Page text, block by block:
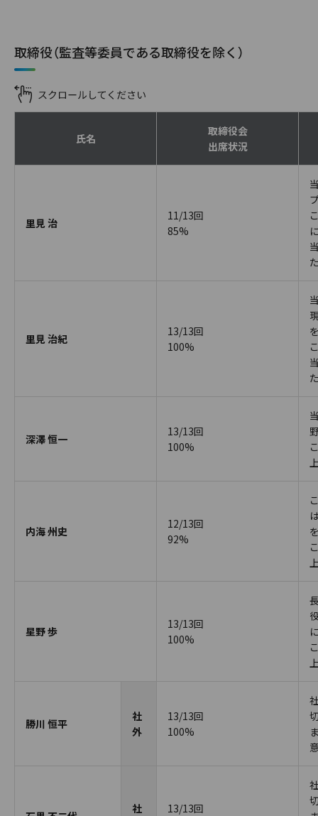
取締役（監査等委員である取締役を除く）
氏名
取締役会
出席状況
里見 治
11/13回
85%
里見 治紀
13/13回
100%
深澤 恒一
13/13回
100%
内海 州史
12/13回
92%
星野 歩
13/13回
100%
勝川 恒平
社
外
13/13回
100%
社
13/13回